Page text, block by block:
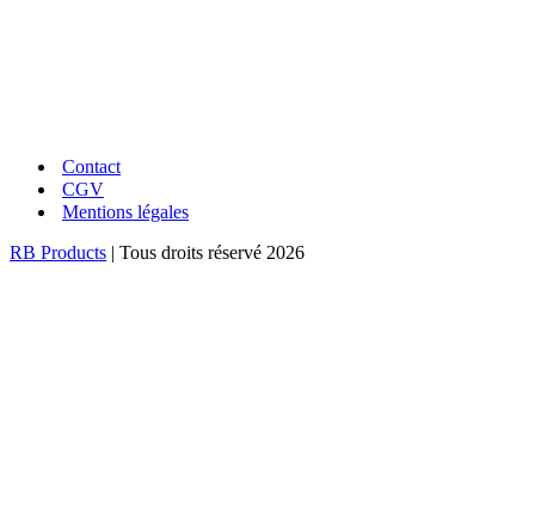
Contact
CGV
Mentions légales
RB Products | Tous droits réservé 2026